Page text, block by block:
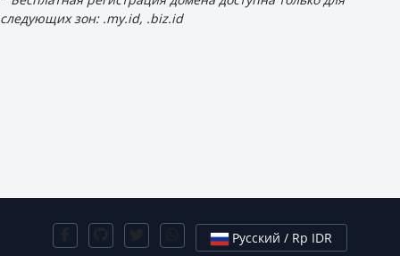
следующих зон: .my.id, .biz.id
Русский / Rp IDR